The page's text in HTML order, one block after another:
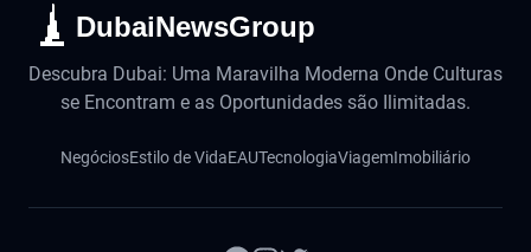
DubaiNewsGroup
Descubra Dubai: Uma Maravilha Moderna Onde Culturas
se Encontram e as Oportunidades são Ilimitadas.
NegóciosEstilo de VidaEAUTecnologiaViagemImobiliário